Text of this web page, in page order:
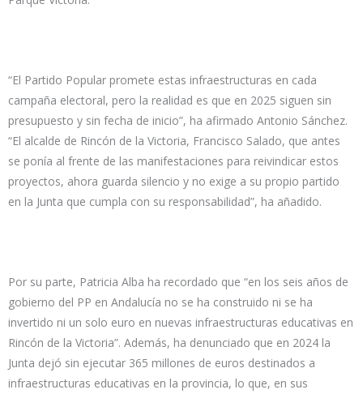
“El Partido Popular promete estas infraestructuras en cada
campaña electoral, pero la realidad es que en 2025 siguen sin
presupuesto y sin fecha de inicio”, ha afirmado Antonio Sánchez.
“El alcalde de Rincón de la Victoria, Francisco Salado, que antes
se ponía al frente de las manifestaciones para reivindicar estos
proyectos, ahora guarda silencio y no exige a su propio partido
en la Junta que cumpla con su responsabilidad”, ha añadido.
Por su parte, Patricia Alba ha recordado que “en los seis años de
gobierno del PP en Andalucía no se ha construido ni se ha
invertido ni un solo euro en nuevas infraestructuras educativas en
Rincón de la Victoria”. Además, ha denunciado que en 2024 la
Junta dejó sin ejecutar 365 millones de euros destinados a
infraestructuras educativas en la provincia, lo que, en sus